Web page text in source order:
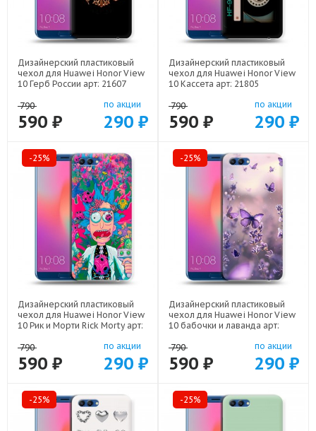
Дизайнерский пластиковый
чехол для Huawei Honor View
10 Герб России арт: 21607
790
590 ₽
по акции
290 ₽
Дизайнерский пластиковый
чехол для Huawei Honor View
10 Кассета арт: 21805
790
590 ₽
по акции
290 ₽
-25%
Дизайнерский пластиковый
чехол для Huawei Honor View
10 Рик и Морти Rick Morty арт:
790
590 ₽
по акции
290 ₽
-25%
Дизайнерский пластиковый
чехол для Huawei Honor View
10 бабочки и лаванда арт:
790
590 ₽
по акции
290 ₽
-25% -25%